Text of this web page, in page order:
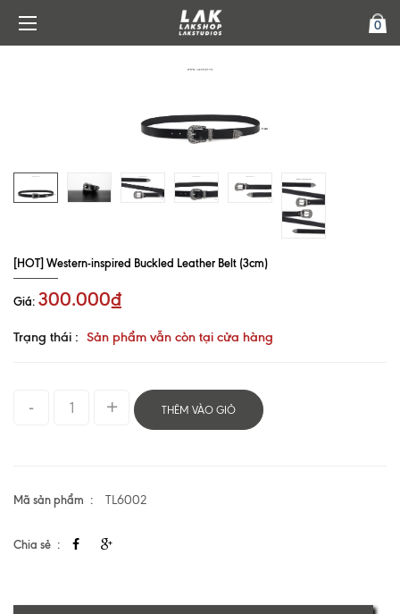
0
[HOT] Western-inspired Buckled Leather Belt (3cm)
Giá: 300.000₫
Trạng thái : Sản phẩm vẫn còn tại cửa hàng
THÊM VÀO GIỎ
Mã sản phẩm TL6002
Chia sẻ